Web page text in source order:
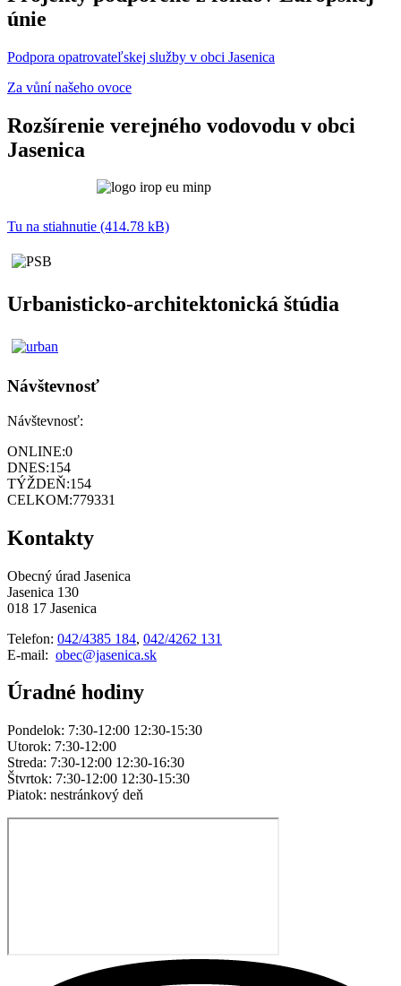
únie
Podpora opatrovateľskej služby v obci Jasenica
Za vůní našeho ovoce
Rozšírenie verejného vodovodu v obci
Jasenica
Tu na stiahnutie (414.78 kB)
Urbanisticko-architektonická štúdia
Návštevnosť
Návštevnosť:
ONLINE:0
DNES:154
TÝŽDEŇ:154
CELKOM:779331
Kontakty
Obecný úrad Jasenica
Jasenica 130
018 17 Jasenica
Telefon: 042/4385 184, 042/4262 131
E-mail: obec@jasenica.sk
Úradné hodiny
Pondelok: 7:30-12:00 12:30-15:30
Utorok: 7:30-12:00
Streda: 7:30-12:00 12:30-16:30
Štvrtok: 7:30-12:00 12:30-15:30
Piatok: nestránkový deň